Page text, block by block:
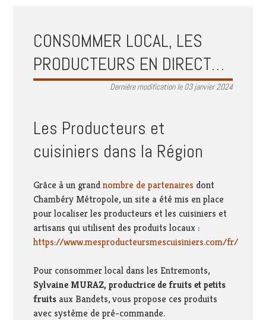
CONSOMMER LOCAL, LES
PRODUCTEURS EN DIRECT…
Dernière modification le 03 janvier 2024
Les Producteurs et
cuisiniers dans la Région
Grâce à un grandnombre de partenaires dont
Chambéry Métropole, un site a été mis en place
pour localiser les producteurs et les cuisiniers et
artisans qui utilisent des produits locaux :
https://www.mesproducteursmescuisiniers.com/fr/
Pour consommer local dans les Entremonts,
Sylvaine MURAZ, productrice de fruits et petits
fruits aux Bandets, vous propose ces produits
avec système de pré-commande.